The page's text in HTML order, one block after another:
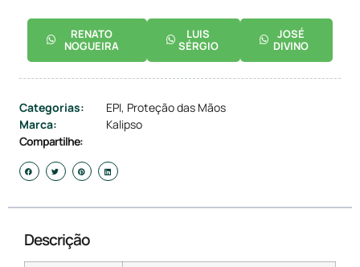
RENATO
NOGUEIRA
LUIS
SÉRGIO
JOSÉ
DIVINO
Categorias: EPI, Proteção das Mãos
Marca:
Kalipso
Compartilhe:
Descrição